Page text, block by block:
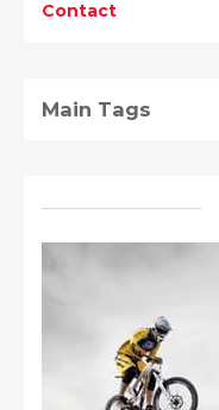
Contact
Main Tags